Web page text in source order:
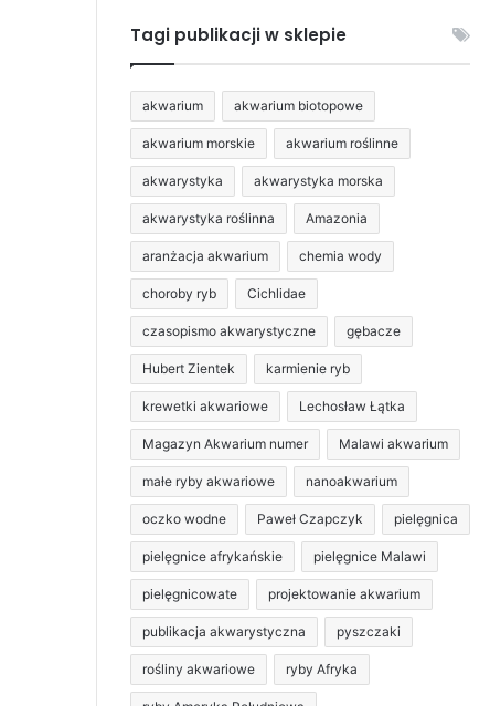
Tagi publikacji w sklepie
akwarium akwarium biotopowe
akwarium morskie akwarium roślinne
akwarystyka akwarystyka morska
akwarystyka roślinna Amazonia
aranżacja akwarium chemia wody
choroby ryb Cichlidae
czasopismo akwarystyczne gębacze
Hubert Zientek karmienie ryb
krewetki akwariowe Lechosław Łątka
Magazyn Akwarium numer Malawi akwarium
małe ryby akwariowe nanoakwarium
oczko wodne Paweł Czapczyk pielęgnica
pielęgnice afrykańskie pielęgnice Malawi
pielęgnicowate projektowanie akwarium
publikacja akwarystyczna pyszczaki
rośliny akwariowe ryby Afryka